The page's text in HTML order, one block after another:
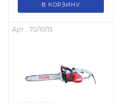
В КОРЗИНУ
Арт. : 70/10/13